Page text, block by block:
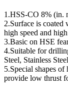
1.HSS-CO 8% (in.
2.Surface is
high speed and
3.Basic on HSE
4.Suitable for
Steel, Stainless
5.Special shapes
provide low thrust